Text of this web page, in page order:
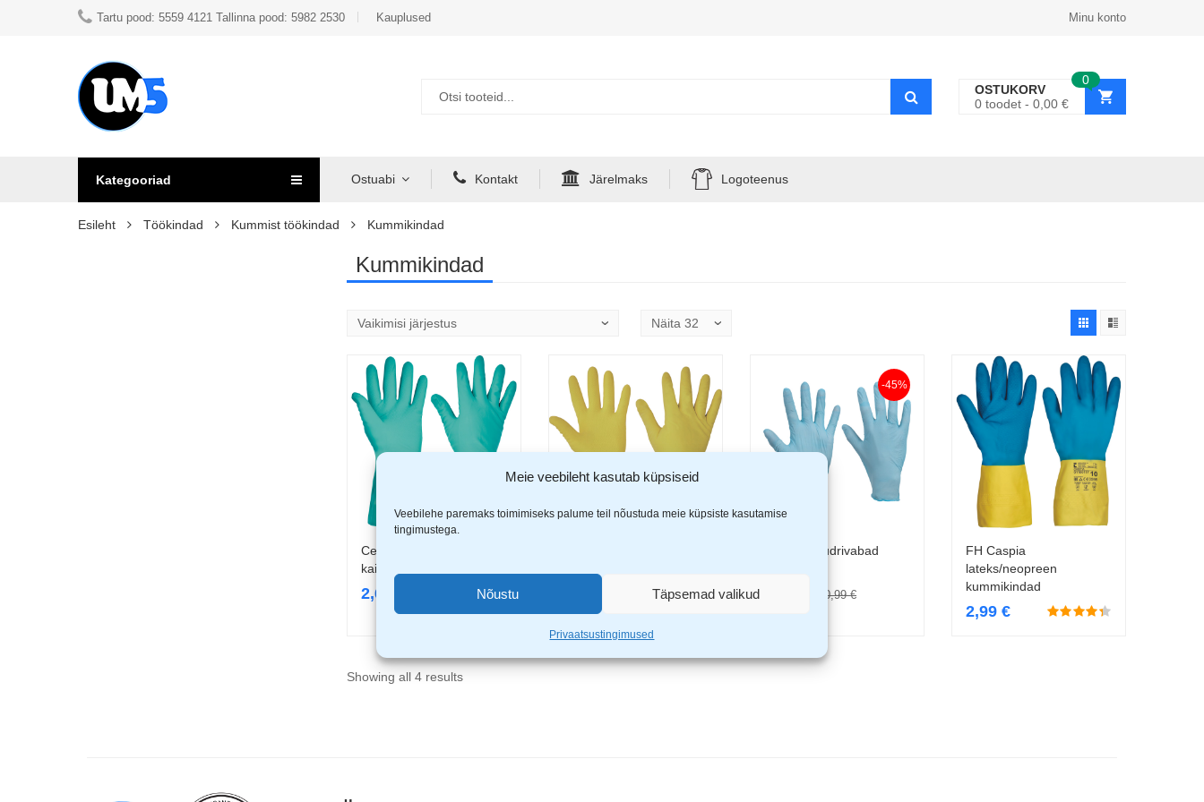
Meie veebileht kasutab küpsiseid
Veebilehe paremaks toimimiseks palume teil nõustuda meie küpsiste kasutamise
tingimustega.
Nõustu Täpsemad valikud
Privaatsustingimused
Tartu pood: 5559 4121 Tallinna pood: 5982 2530 Kauplused Minu konto
0
OSTUKORV
0 toodet 0,00 €
Kategooriad Ostuabi Kontakt Järelmaks Logoteenus
Esileht Töökindad Kummist töökindad Kummikindad
Kummikindad
Cerva Grebe nitriil
kaitsekindad
2,69
-45%
Vali
Dermik puudrivabad
10,99€
FH Caspia
lateks/neopreen
kummikindad
2,99 €
Showing all 4 results